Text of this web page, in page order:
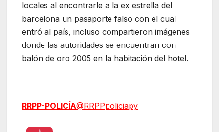
locales al encontrarle a la ex estrella del
barcelona un pasaporte falso con el cual
entró al país, incluso compartieron imágenes
donde las autoridades se encuentran con
balón de oro 2005 en la habitación del hotel.
RRPP-POLICÍA@RRPPpoliciapy